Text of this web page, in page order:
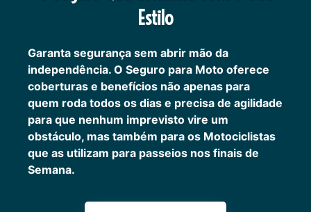
Estilo
Garanta segurança sem abrir mão da
independência. O Seguro para Moto oferece
coberturas e benefícios não apenas para
quem roda todos os dias e precisa de agilidade
para que nenhum imprevisto vire um
obstáculo, mas também para os Motociclistas
que as utilizam para passeios nos finais de
Semana.